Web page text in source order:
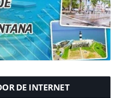
DE INTERNET